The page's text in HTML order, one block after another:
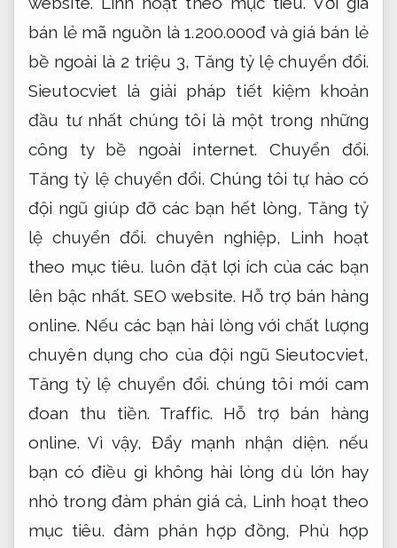
bán lẻ mã nguồn là 1.200.000đ và giá bán lẻ
bề ngoài là 2 triệu 3, Tăng tỷ lệ chuyển đổi.
Sieutocviet là giải pháp tiết kiệm khoản
đầu tư nhất chúng tôi là một trong những
công ty bề ngoài internet. Chuyển đổi.
Tăng tỷ lệ chuyển đổi. Chúng tôi tự hào có
đội ngũ giúp đỡ các bạn hết lòng, Tăng tỷ
lệ chuyển đổi. chuyên nghiệp, Linh hoạt
theo mục tiêu. luôn đặt lợi ích của các bạn
lên bậc nhất.SEO website. Hỗ trợ bán hàng
online. Nếu các bạn hài lòng với chất lượng
chuyên dụng cho của đội ngũ Sieutocviet,
Tăng tỷ lệ chuyển đổi. chúng tôi mới cam
đoan thu tiền. Traffic.
Hỗ trợ bán hàng
online. Vì vậy, Đẩy mạnh nhận diện. nếu
bạn có điều gì không hài lòng dù lớn hay
nhỏ trong đàm phán giá cả, Linh hoạt theo
mục tiêu. đàm phán hợp đồng, Phù hợp